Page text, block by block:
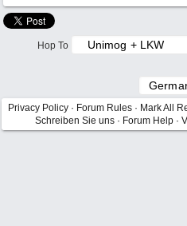
Hop To
Privacy Policy · Forum Rules · Mark All
Schreiben Sie uns · Forum Help ·